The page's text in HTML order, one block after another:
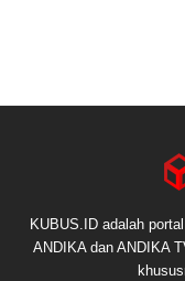
KUBUS.ID adalah
ANDIKA dan ANDIKA